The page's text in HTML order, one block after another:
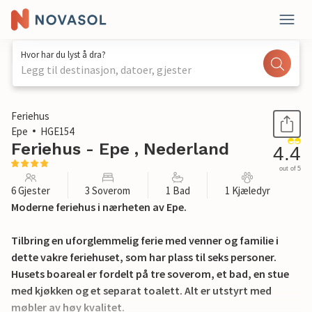
Hvor har du lyst å dra?
Legg til destinasjon, datoer, gjester
1 / 22
Feriehus
Epe
HGE154
Feriehus - Epe , Nederland 4.4
out of 5
6 Gjester 3 Soverom 1 Bad 1 Kjæledyr
Moderne feriehus i nærheten av Epe.
Tilbring en uforglemmelig ferie med venner og familie i
dette vakre feriehuset, som har plass til seks personer.
Husets boareal er fordelt på tre soverom, et bad, en stue
med kjøkken og et separat toalett. Alt er utstyrt med
møbler av høy kvalitet.